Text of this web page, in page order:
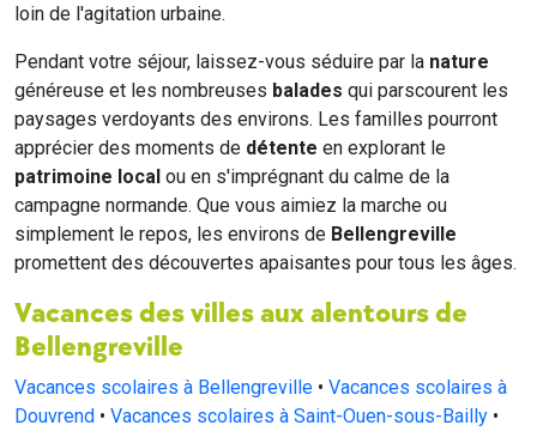
loin de l'agitation urbaine.
Pendant votre séjour, laissez-vous séduire par la nature
généreuse et les nombreuses balades qui parscourent les
paysages verdoyants des environs. Les familles pourront
apprécier des moments de détente en explorant le
patrimoine local ou en s'imprégnant du calme de la
campagne normande. Que vous aimiez la marche ou
simplement le repos, les environs de Bellengreville
promettent des découvertes apaisantes pour tous les âges.
Vacances des villes aux alentours de
Bellengreville
Vacances scolaires à Bellengreville • Vacances scolaires à
Douvrend • Vacances scolaires à Saint-Ouen-sous-Bailly •